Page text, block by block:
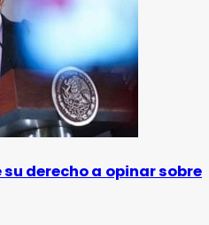
derecho a opinar sobre